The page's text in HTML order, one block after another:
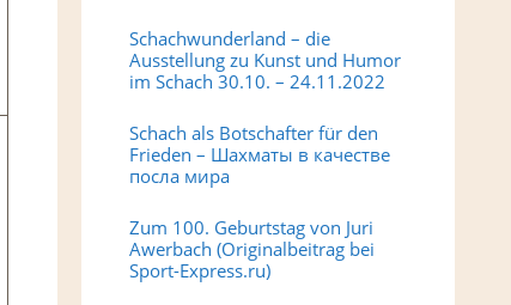
Schachwunderland – die
Ausstellung zu Kunst und Humor
im Schach 30.10. – 24.11.2022
Schach als Botschafter für den
Frieden – Шахматы в качестве
посла мира
Zum 100. Geburtstag von Juri
Awerbach (Originalbeitrag bei
Sport-Express.ru)